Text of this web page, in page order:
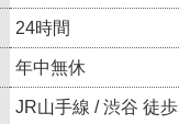
24時間
年中無休
JR山手線 / 渋谷 徒